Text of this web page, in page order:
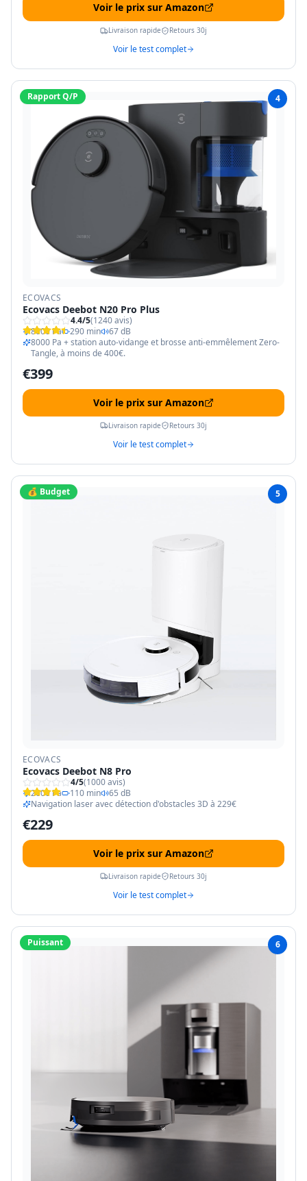
Voir le prix sur Amazon
Livraison rapide Retours 30j
Voir le test complet
Rapport Q/P 4
ECOVACS
Ecovacs Deebot N20 Pro Plus
4.4/5(1240avis)
8000 Pa
290 min
67 dB
8000 Pa + station auto-vidange et brosse anti-emmêlement Zero-
Tangle, à moins de 400€.
€399
Voir le prix sur Amazon
Livraison rapide Retours 30j
Voir le test complet
💰 Budget 5
ECOVACS
Ecovacs Deebot N8 Pro
4/5(1000avis)
2600 Pa
110 min
65 dB
Navigation laser avec détection d'obstacles 3D à 229€
€229
Voir le prix sur Amazon
Livraison rapide Retours 30j
Voir le test complet
Puissant 6